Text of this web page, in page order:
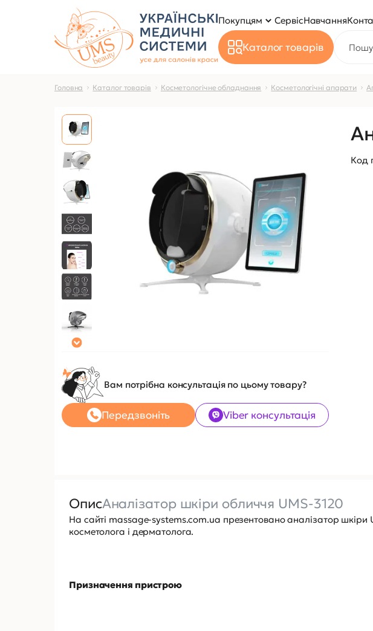
Покупцям СервісНавчання
Каталог товарів
Головна Каталог товарів Косметологічне обладнання Косметологічні апарати
Вам потрібна консультація по цьому товару?
Передзвоніть Viber консультація
Код
ОписАналізатор шкіри обличчя UMS-3120
На сайті massage-systems.com.ua презентовано аналізатор
косметолога і дерматолога.
Призначення пристрою